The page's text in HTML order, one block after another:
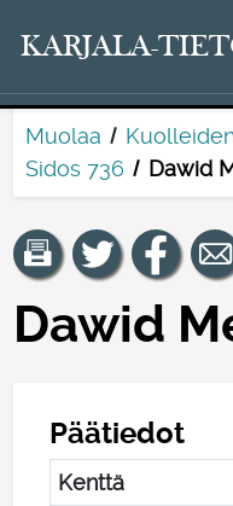
KARJALA-
Muolaa
Sidos 736
Dawid
Dawid
Päätiedot
Kenttä